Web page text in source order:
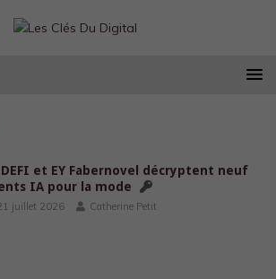
DEFI et EY Fabernovel décryptent neuf
IA pour la mode
juillet 2026 Catherine Petit